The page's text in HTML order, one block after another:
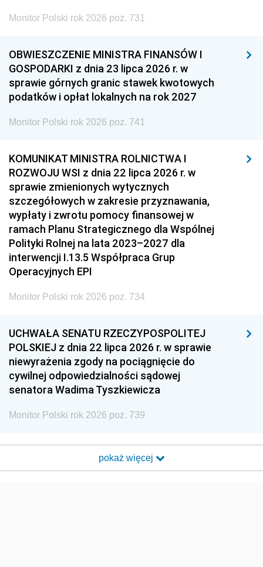
Monitor Polski rok 2026 poz. 731
OBWIESZCZENIE MINISTRA FINANSÓW I
GOSPODARKI z dnia 23 lipca 2026 r. w
sprawie górnych granic stawek kwotowych
podatków i opłat lokalnych na rok 2027
Monitor Polski rok 2026 poz. 741
KOMUNIKAT MINISTRA ROLNICTWA I
ROZWOJU WSI z dnia 22 lipca 2026 r. w
sprawie zmienionych wytycznych
szczegółowych w zakresie przyznawania,
wypłaty i zwrotu pomocy finansowej w
ramach Planu Strategicznego dla Wspólnej
Polityki Rolnej na lata 2023–2027 dla
interwencji I.13.5 Współpraca Grup
Operacyjnych EPI
Monitor Polski rok 2026 poz. 734
UCHWAŁA SENATU RZECZYPOSPOLITEJ
POLSKIEJ z dnia 22 lipca 2026 r. w sprawie
niewyrażenia zgody na pociągnięcie do
cywilnej odpowiedzialności sądowej
senatora Wadima Tyszkiewicza
Monitor Polski rok 2026 poz. 739
pokaż więcej